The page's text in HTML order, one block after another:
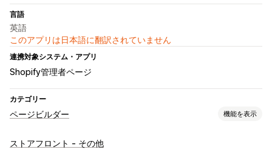
言語
英語
このアプリは日本語に翻訳されていません
連携対象システム・アプリ
Shopify管理者ページ
カテゴリー
ページビルダー 機能を表示
ページの種類
ストアフロント - その他